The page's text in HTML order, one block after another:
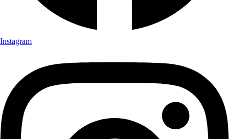
Instagram